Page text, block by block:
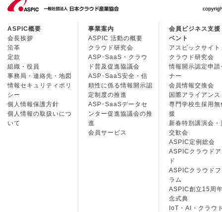
ASPIC概要
会長挨拶
沿革
定款
組織・役員
事務局・連絡先・地図
情報セキュリティポリ
シー
個人情報保護方針
個人情報の取扱いにつ
いて
事業案内
ASPIC 活動の概要
クラウド研究会
ASP･SaaS・クラウ
ド普及促進協議会
ASP･SaaS安全・信
頼性に係る情報開示認
定制度の推進
ASP･SaaSデータセ
ンター促進協議会の推
進
会員サービス
会員ビジネス支援
ベント
アスピックサイト
クラウド研究会
情報開示認定申請
ナー
会員情報交換会
国際アライアンス
専門学校生採用無
援
新春特別講演会・
交歓会
ASPIC定例総会
ASPICクラウド
ド
ASPICクラウド
ラム
ASPIC創立15周
念式典
IoT・AI・クラウ